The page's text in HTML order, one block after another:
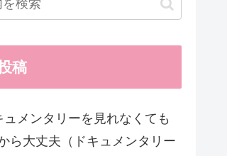
稿
ュメンタリーを見れなくても
ら大丈夫（ドキュメンタリー